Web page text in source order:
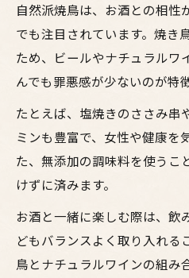
自然派焼鳥は、お酒との相性
でも注目されています。焼き
ため、ビールやナチュラルワ
んでも罪悪感が少ないのが特
たとえば、塩焼きのささみ串
ミンも豊富で、女性や健康を
た、無添加の調味料を使うこ
けずに済みます。
お酒と一緒に楽しむ際は、飲
どもバランスよく取り入れる
鳥とナチュラルワインの組み